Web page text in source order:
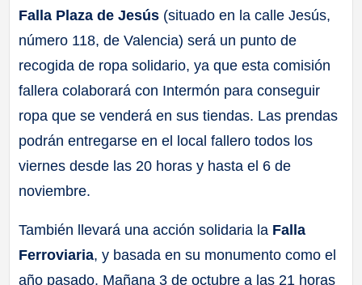
Falla Plaza de Jesús (situado en la calle Jesús,
número 118, de Valencia) será un punto de
recogida de ropa solidario, ya que esta comisión
fallera colaborará con Intermón para conseguir
ropa que se venderá en sus tiendas. Las prendas
podrán entregarse en el local fallero todos los
viernes desde las 20 horas y hasta el 6 de
noviembre.
También llevará una acción solidaria la Falla
Ferroviaria, y basada en su monumento como el
año pasado. Mañana 3 de octubre a las 21 horas